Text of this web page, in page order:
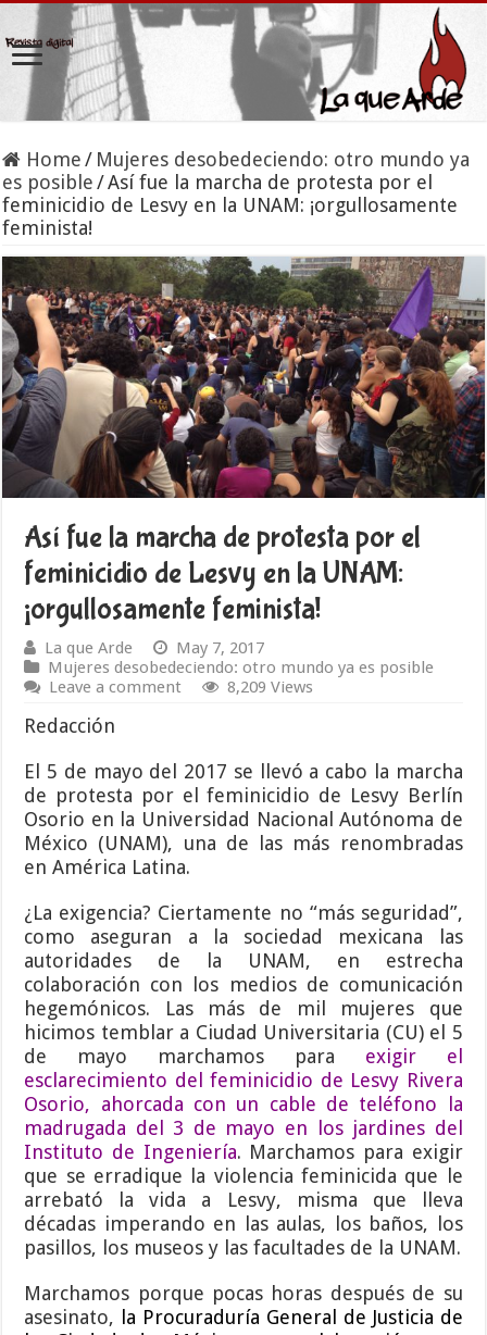
Home / Mujeres desobedeciendo: otro mundo ya
es posible /Así fue la marcha de protesta por el
feminicidio de Lesvy en la UNAM: ¡orgullosamente
feminista!
Así fue la marcha de protesta por el
feminicidio de Lesvy en la UNAM:
¡orgullosamente feminista!
La que Arde
May 7, 2017
Mujeres desobedeciendo: otro mundo ya es posible
Leave a comment
8,209 Views
Redacción
El 5 de mayo del 2017 se llevó a cabo la marcha
de protesta por el feminicidio de Lesvy Berlín
Osorio en la Universidad Nacional Autónoma de
México (UNAM), una de las más renombradas
en América Latina.
¿La exigencia? Ciertamente no “más seguridad”,
como aseguran a la sociedad mexicana las
autoridades de la UNAM, en estrecha
colaboración con los medios de comunicación
hegemónicos. Las más de mil mujeres que
hicimos temblar a Ciudad Universitaria (CU) el 5
de mayo marchamos para exigir el
esclarecimiento del feminicidio de Lesvy Rivera
Osorio, ahorcada con un cable de teléfono la
madrugada del 3 de mayo en los jardines del
Instituto de Ingeniería. Marchamos para exigir
que se erradique la violencia feminicida que le
arrebató la vida a Lesvy, misma que lleva
décadas imperando en las aulas, los baños, los
pasillos, los museos y las facultades de la UNAM.
Marchamos porque pocas horas después de su
asesinato, la Procuraduría General de Justicia de